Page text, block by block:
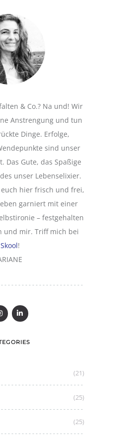
& Co.? Na und! Wir
Anstrengung und tun
Dinge. Erfolge,
sind unser
Das Gute, das Spaßige
unser Lebenselixier.
hier frisch und frei,
garniert mit einer
– festgehalten
und mir. Triff mich bei
Skool!
(21)
(25)
(25)